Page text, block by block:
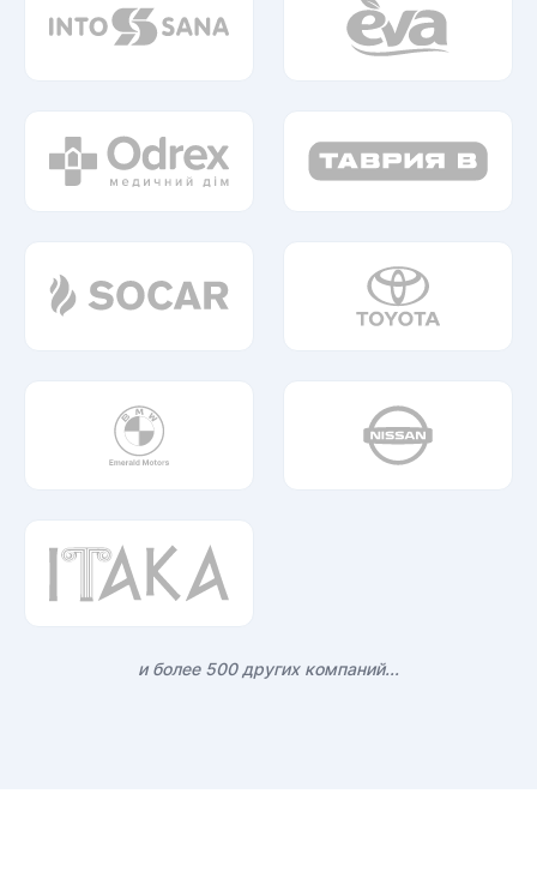
и более 500 других компаний...